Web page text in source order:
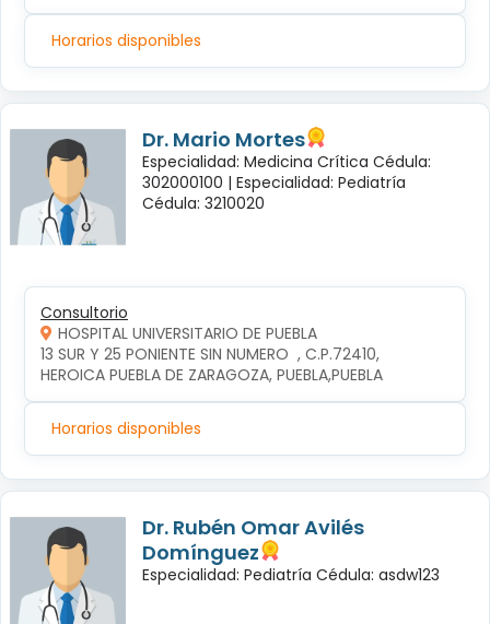
Horarios disponibles
Dr. Mario Mortes
Especialidad: Medicina Crítica Cédula:
302000100 | Especialidad: Pediatría
Cédula: 3210020
Consultorio
HOSPITAL UNIVERSITARIO DE PUEBLA
13 SUR Y 25 PONIENTE SIN NUMERO  , C.P.72410,
HEROICA PUEBLA DE ZARAGOZA, PUEBLA,PUEBLA
Horarios disponibles
Dr. Rubén Omar Avilés
Domínguez
Especialidad: Pediatría Cédula: asdw123